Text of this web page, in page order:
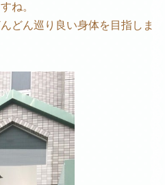
ね。
どん巡り良い身体を目指しま